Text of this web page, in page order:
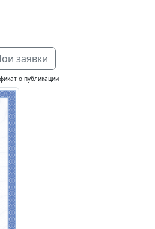
заявки
о публикации